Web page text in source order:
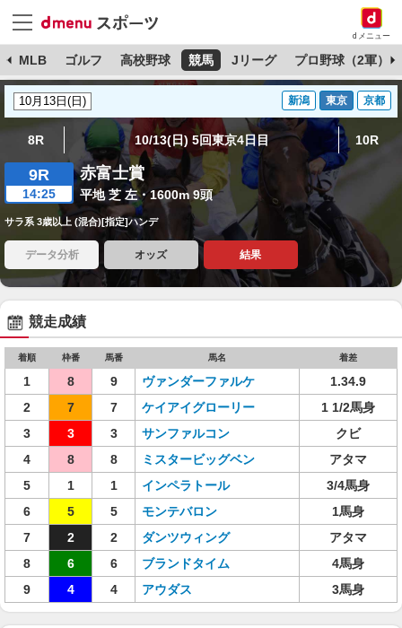
dメニュー
MLB ゴルフ 高校野球 競馬 Jリーグ プロ野球（2軍）
新潟 東京 京都
8R 10/13(日) 5回東京4日目 10R
9R
14:25
赤富士賞
平地 芝 左・1600m 9頭
サラ系 3歳以上 (混合)[指定]ハンデ
データ分析 オッズ 結果
競走成績
着順 枠番 馬番 馬名 着差
1 8 9 ヴァンダーファルケ
1.34.9
2
7 7 ケイアイグローリー
1 1/2馬身
3
3 3 サンファルコン
クビ
4
8 8 ミスタービッグベン
アタマ
5
1 1 インペラトール
3/4馬身
6
5 5 モンテバロン
1馬身
7
2 2 ダンツウィング
アタマ
8
6 6 ブランドタイム
4馬身
9
4 4 アウダス 3馬身